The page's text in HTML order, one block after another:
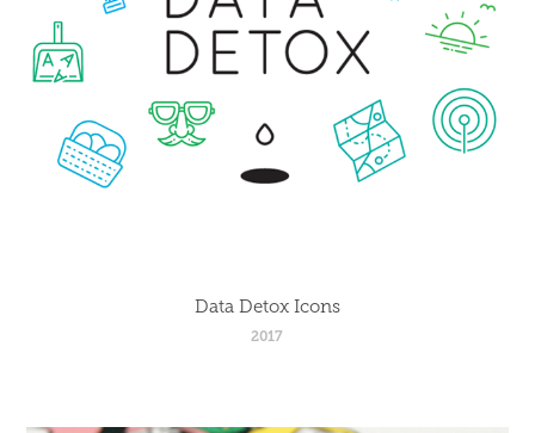
Data Detox Icons
2017